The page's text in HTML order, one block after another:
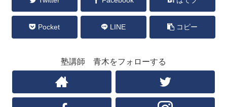
Pocket LINE コピー
塾講師 青木をフォローする